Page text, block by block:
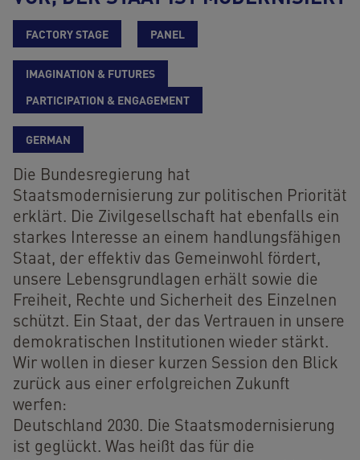
FACTORY STAGE PANEL
IMAGINATION & FUTURES
PARTICIPATION & ENGAGEMENT
GERMAN
Die Bundesregierung hat
Staatsmodernisierung zur politischen Priorität
erklärt. Die Zivilgesellschaft hat ebenfalls ein
starkes Interesse an einem handlungsfähigen
Staat, der effektiv das Gemeinwohl fördert,
unsere Lebensgrundlagen erhält sowie die
Frei­heit, Rechte und Sicher­heit des Ein­zel­nen
schüt­zt. Ein Staat, der das Vertrauen in unsere
demokratischen Institutionen wieder stärkt.
Wir wollen in dieser kurzen Session den Blick
zurück aus einer erfolgreichen Zukunft
werfen:
Deutschland 2030. Die Staatsmodernisierung
ist geglückt. Was heißt das für die